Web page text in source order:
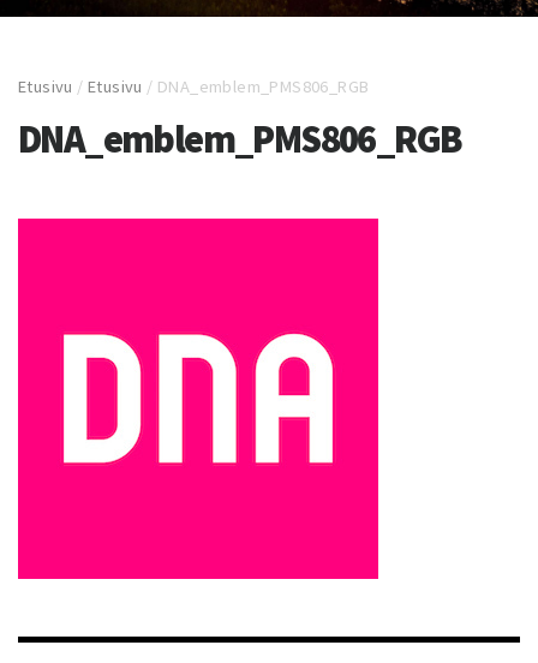
Etusivu /Etusivu / DNA_emblem_PMS806_RGB
DNA_emblem_PMS806_RGB